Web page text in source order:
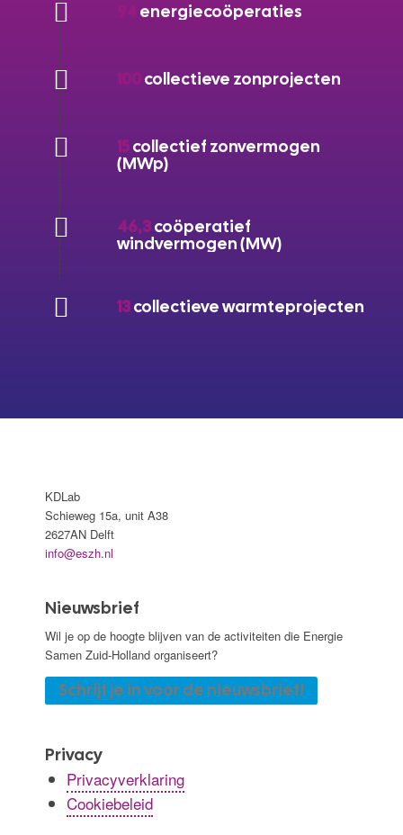
energiecoöperaties
100collectieve zonprojecten
15collectief zonvermogen
(MWp)
46,3coöperatief
windvermogen (MW)
13collectieve warmteprojecten
KDLab
Schieweg 15a, unit A38
2627AN Delft
info@eszh.nl
Nieuwsbrief
Wil je op de hoogte blijven van de activiteiten die Energie
Samen Zuid-Holland organiseert?
Schrijf je in voor de nieuwsbrief!
Privacy
Privacyverklaring
Cookiebeleid